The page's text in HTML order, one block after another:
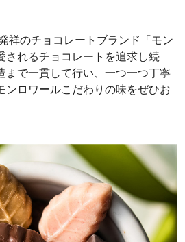
祥のチョコレートブランド「モン
されるチョコレートを追求し続
まで一貫して行い、一つ一つ丁寧
ンロワールこだわりの味をぜひお